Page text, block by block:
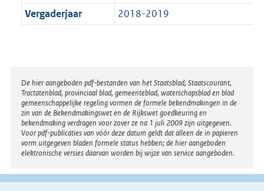
Vergaderjaar
2018-2019
Disclaimer
De hier aangeboden pdf-bestanden van het Staatsblad, Staatscourant,
Tractatenblad, provinciaal blad, gemeenteblad, waterschapsblad en blad
gemeenschappelijke regeling vormen de formele bekendmakingen in de
zin van de Bekendmakingswet en de Rijkswet goedkeuring en
bekendmaking verdragen voor zover ze na 1 juli 2009 zijn uitgegeven.
Voor pdf-publicaties van vóór deze datum geldt dat alleen de in papieren
vorm uitgegeven bladen formele status hebben; de hier aangeboden
elektronische versies daarvan worden bij wijze van service aangeboden.